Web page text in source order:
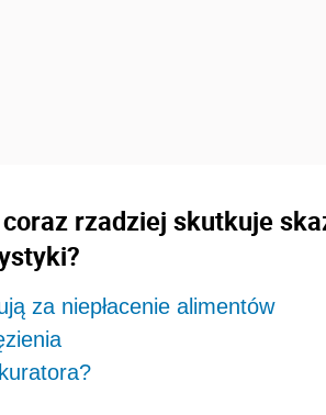
rzadziej skutkuje
za niepłacenie alimentów